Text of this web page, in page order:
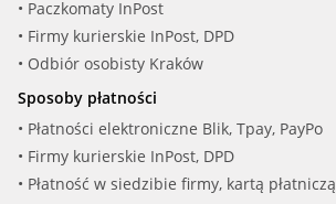
• Paczkomaty InPost
• Firmy kurierskie InPost, DPD
• Odbiór osobisty Kraków
Sposoby płatności
• Płatności elektroniczne Blik, Tpay, PayPo
• Firmy kurierskie InPost, DPD
• Płatność w siedzibie firmy, kartą płatniczą